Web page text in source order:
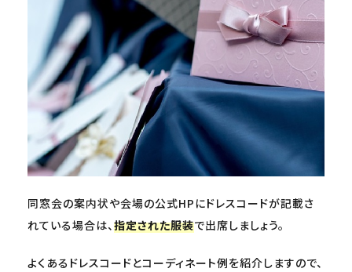
同窓会の案内状や会場の公式HPにドレスコードが記載さ
れている場合は、指定された服装で出席しましょう。
よくあるドレスコードとコーディネート例を紹介しますので、